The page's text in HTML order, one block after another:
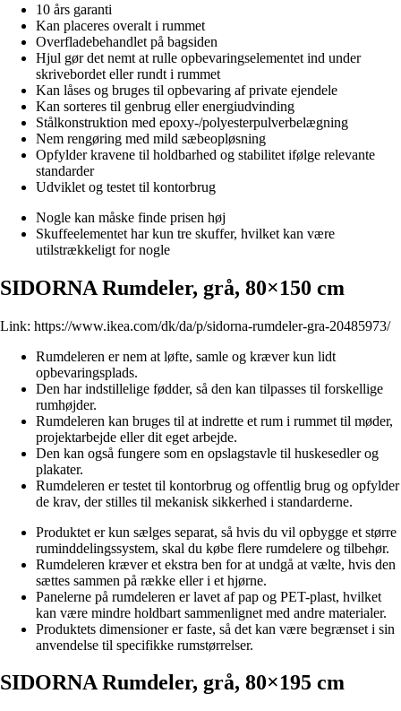
10 års garanti
Kan placeres overalt i rummet
Overfladebehandlet på bagsiden
Hjul gør det nemt at rulle opbevaringselementet ind under
skrivebordet eller rundt i rummet
Kan låses og bruges til opbevaring af private ejendele
Kan sorteres til genbrug eller energiudvinding
Stålkonstruktion med epoxy-/polyesterpulverbelægning
Nem rengøring med mild sæbeopløsning
Opfylder kravene til holdbarhed og stabilitet ifølge relevante
standarder
Udviklet og testet til kontorbrug
Nogle kan måske finde prisen høj
Skuffeelementet har kun tre skuffer, hvilket kan være
utilstrækkeligt for nogle
SIDORNA Rumdeler, grå, 80×150 cm
Link: https://www.ikea.com/dk/da/p/sidorna-rumdeler-gra-20485973/
Rumdeleren er nem at løfte, samle og kræver kun lidt
opbevaringsplads.
Den har indstillelige fødder, så den kan tilpasses til forskellige
rumhøjder.
Rumdeleren kan bruges til at indrette et rum i rummet til møder,
projektarbejde eller dit eget arbejde.
Den kan også fungere som en opslagstavle til huskesedler og
plakater.
Rumdeleren er testet til kontorbrug og offentlig brug og opfylder
de krav, der stilles til mekanisk sikkerhed i standarderne.
Produktet er kun sælges separat, så hvis du vil opbygge et større
ruminddelingssystem, skal du købe flere rumdelere og tilbehør.
Rumdeleren kræver et ekstra ben for at undgå at vælte, hvis den
sættes sammen på række eller i et hjørne.
Panelerne på rumdeleren er lavet af pap og PET-plast, hvilket
kan være mindre holdbart sammenlignet med andre materialer.
Produktets dimensioner er faste, så det kan være begrænset i sin
anvendelse til specifikke rumstørrelser.
SIDORNA Rumdeler, grå, 80×195 cm